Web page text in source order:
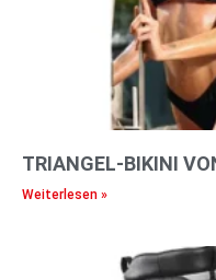
TRIANGEL-BIKINI
Weiterlesen »